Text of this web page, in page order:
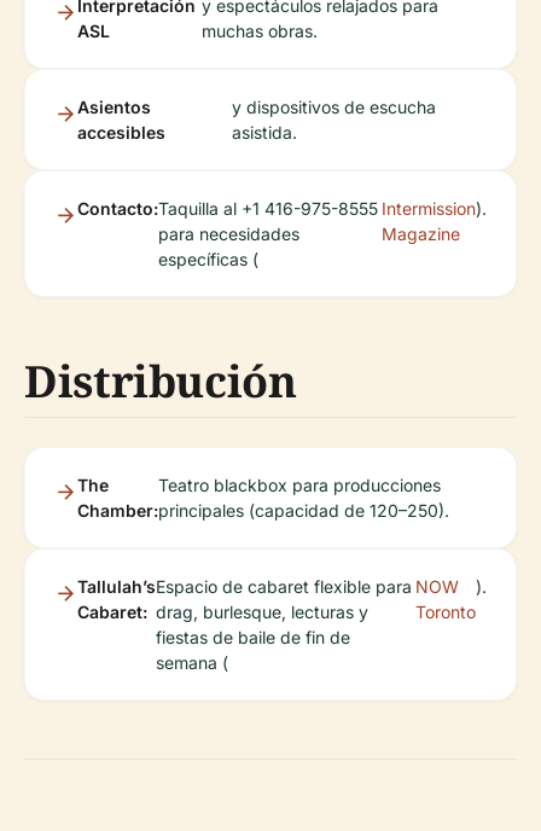
Interpretación
ASL
y espectáculos relajados para
muchas obras.
Asientos
accesibles
y dispositivos de escucha
asistida.
Contacto:Taquilla al +1 416-975-8555
para necesidades
específicas (
Intermission
Magazine
).
Distribución
The
Chamber:
Teatro blackbox para producciones
principales (capacidad de 120–250).
Tallulah’s
Cabaret:
Espacio de cabaret flexible para
drag, burlesque, lecturas y
fiestas de baile de fin de
semana (
NOW
Toronto
).